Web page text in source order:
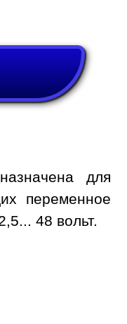
для
переменное
48 вольт.